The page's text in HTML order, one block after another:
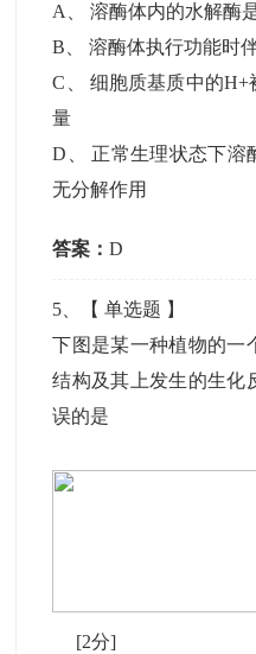
A
、溶酶体内的水解酶
B 、溶酶体执行功能时
C
细胞质基质中的H+
量
D
正常生理状态下溶
无分解作用
答案：D
5 、【单选题 】
下图是某一种植物的一
结构及其上发生的生化
误的是
[2分]